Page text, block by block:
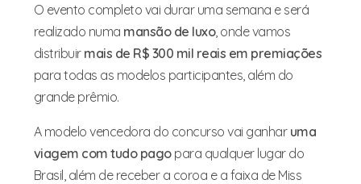
O evento completo vai durar uma semana e será
realizado numa mansão de luxo, onde vamos
distribuir mais de R$ 300 mil reais em premiações
para todas as modelos participantes, além do
grande prêmio.
A modelo vencedora do concurso vai ganhar uma
viagem com tudo pagopara qualquer lugar do
Brasil, além de receber a coroa e a faixa de Miss